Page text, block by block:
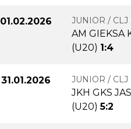
01.02.2026 JUNIOR / CLJ
AM GIEKSA
(U20) 1:4
31.01.2026 JUNIOR / CLJ
JKH GKS
(U20) 5:2